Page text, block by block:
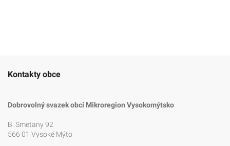
Kontakty obce
Dobrovolný svazek obcí Mikroregion Vysokomýtsko
B. Smetany 92
566 01 Vysoké Mýto